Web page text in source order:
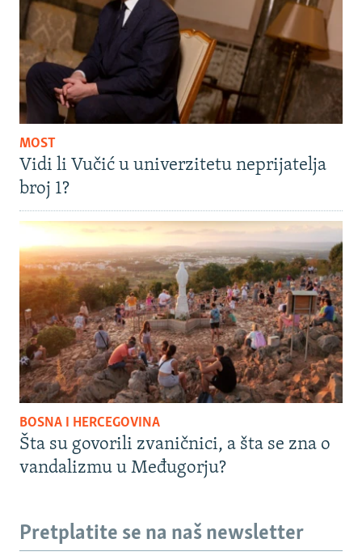
MOST
Vidi li Vučić u univerzitetu neprijatelja
broj 1?
BOSNA I HERCEGOVINA
Šta su govorili zvaničnici, a šta se zna o
vandalizmu u Međugorju?
Pretplatite se na naš newsletter